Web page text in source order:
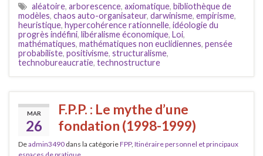
aléatoire, arborescence, axiomatique, bibliothèque de
modèles, chaos auto-organisateur, darwinisme, empirisme,
heuristique, hypercohérence rationnelle, idéologie du
progrès indéfini, libéralisme économique, Loi,
mathématiques, mathématiques non euclidiennes, pensée
probabiliste, positivisme, structuralisme,
technobureaucratie, technostructure
MAR
26
F.P.P. : Le mythe d’une
fondation (1998-1999)
Deadmin3490 dans la catégorieFPP, Itinéraire personnel et principaux